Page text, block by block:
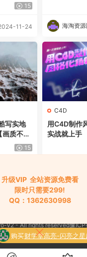
15
11-24 海淘资源
写实地
质不错
15
C4D
用C4D制作
实战就上手
V2 - All rights reserved豫
京公网安备 188888888
升级VIP 全站资源免费看
限时只需要299!
QQ：1362630998
了
通达信强龙战法抄
全套指标公式
购买
了
财学堂高亮-闪亮之
（指标+日报+小班课